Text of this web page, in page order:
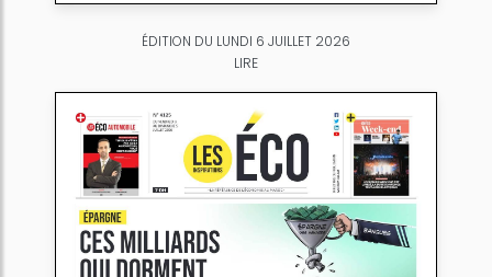
ÉDITION DU LUNDI 6 JUILLET 2026
LIRE